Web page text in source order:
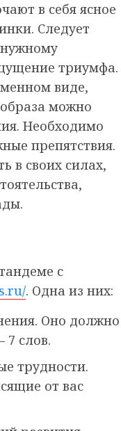
в себя ясное
Следует
триумфа.
виде,
можно
Необходимо
препятствия.
в своих силах,
с
. Одна из них:
Оно должно
слов.
трудности.
от вас